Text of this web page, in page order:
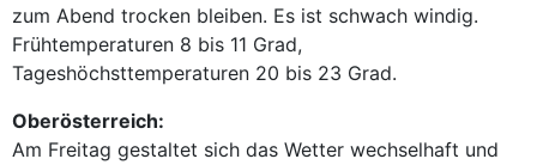
zum Abend trocken bleiben. Es ist schwach windig.
Frühtemperaturen 8 bis 11 Grad,
Tageshöchsttemperaturen 20 bis 23 Grad.
Oberösterreich:
Am Freitag gestaltet sich das Wetter wechselhaft und